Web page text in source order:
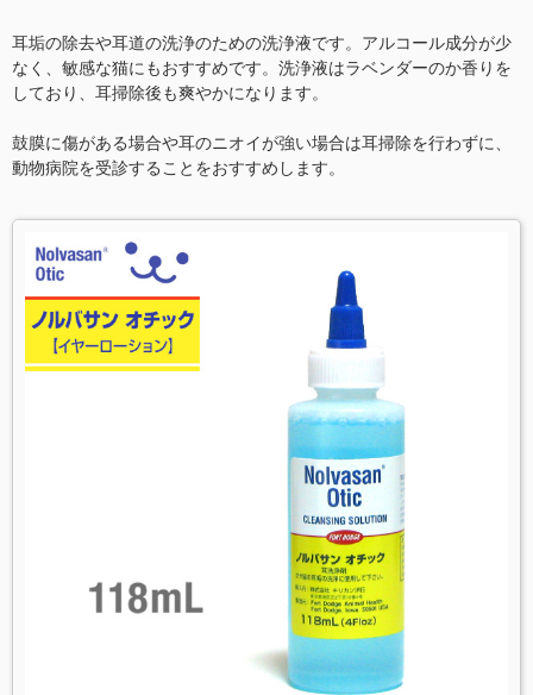
耳垢の除去や耳道の洗浄のための洗浄液です。アルコール成分が少
なく、敏感な猫にもおすすめです。洗浄液はラベンダーのか香りを
しており、耳掃除後も爽やかになります。
鼓膜に傷がある場合や耳のニオイが強い場合は耳掃除を行わずに、
動物病院を受診することをおすすめします。